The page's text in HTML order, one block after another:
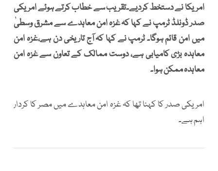
امریکا نے دستخط کردیے۔تقریب سے خطاب کرتے ہوئے امریکی
صدر ڈونلڈ ٹرمپ نے کہا کہ غزہ امن معاہدے سے مشرق وسطیٰ
میں امن قائم ہوگا۔ ٹرمپ نے کہا کہ آج تاریخی دن ہے،غزہ امن
معاہدہ بڑی کامیابی ہے، دوست ممالک کے تعاون سے غزہ امن
معاہدہ ممکن ہوا۔
امریکی صدر کا کہنا تھا کہ غزہ امن معاہدے میں مصر کا کردار
اہم ہے۔